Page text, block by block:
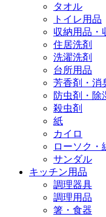
タオル
トイレ用品
収納用品・
住居洗剤
洗濯洗剤
台所用品
芳香剤・消
防虫剤・除
殺虫剤
紙
カイロ
ローソク・
サンダル
キッチン用品
調理器具
調理用品
箸・食器